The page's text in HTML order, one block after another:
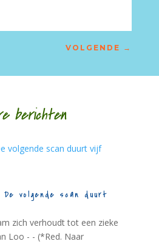
VOLGENDE →
volgende scan duurt
zich verhoudt tot een zieke
Loo - - (*Red. Naar